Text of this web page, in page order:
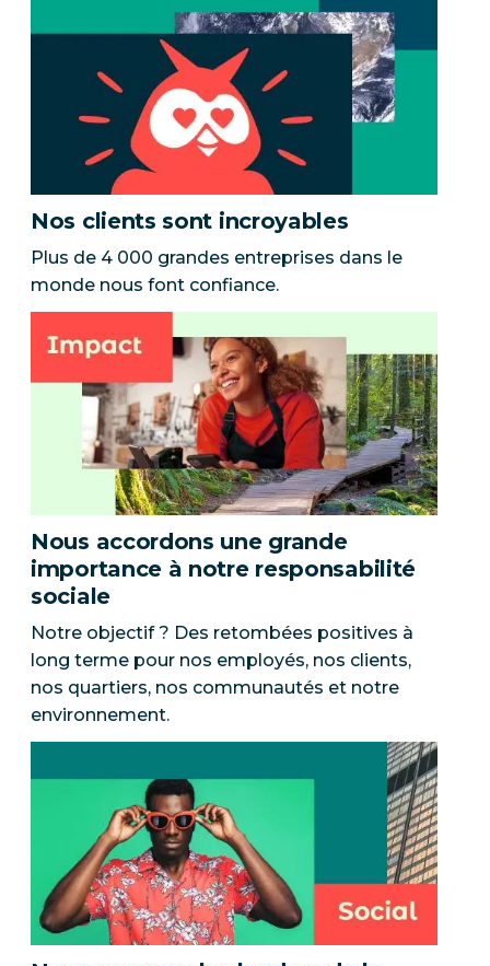
Nos clients sont incroyables
Plus de 4 000 grandes entreprises dans le
monde nous font confiance.
Nous accordons une grande
importance à notre responsabilité
sociale
Notre objectif ? Des retombées positives à
long terme pour nos employés, nos clients,
nos quartiers, nos communautés et notre
environnement.